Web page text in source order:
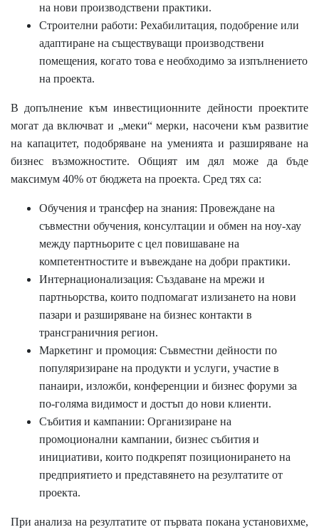
на нови производствени практики.
Строителни работи: Рехабилитация, подобрение или
адаптиране на съществуващи производствени
помещения, когато това е необходимо за изпълнението
на проекта.
В допълнение към инвестиционните дейности проектите
могат да включват и „меки“ мерки, насочени към развитие
на капацитет, подобряване на уменията и разширяване на
бизнес възможностите. Общият им дял може да бъде
максимум 40% от бюджета на проекта. Сред тях са:
Обучения и трансфер на знания: Провеждане на
съвместни обучения, консултации и обмен на ноу-хау
между партньорите с цел повишаване на
компетентностите и въвеждане на добри практики.
Интернационализация: Създаване на мрежи и
партньорства, които подпомагат излизането на нови
пазари и разширяване на бизнес контакти в
трансграничния регион.
Маркетинг и промоция: Съвместни дейности по
популяризиране на продукти и услуги, участие в
панаири, изложби, конференции и бизнес форуми за
по-голяма видимост и достъп до нови клиенти.
Събития и кампании: Организиране на
промоционални кампании, бизнес събития и
инициативи, които подкрепят позиционирането на
предприятието и представянето на резултатите от
проекта.
При анализа на резултатите от първата покана установихме,